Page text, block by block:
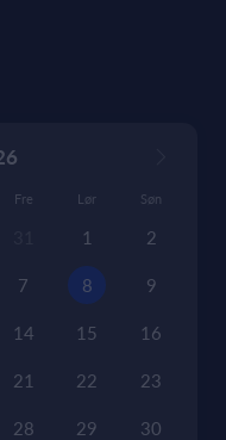
Fre Lør Søn
1 2
7 8 9
14 15 16
21 22 23
28 29 30